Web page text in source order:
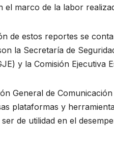
el marco de la labor
de estos reportes se
la Secretaría de
y la Comisión Ejecutiva
General de
plataformas y
de utilidad en el